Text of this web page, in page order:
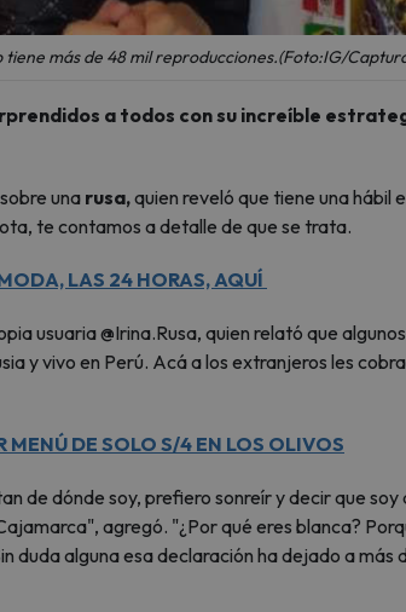
tiene más de 48 mil reproducciones.(Foto:IG/
a todos con su increíble
una rusa,quien reveló que tiene una hábil
te contamos a detalle de que se trata.
LAS 24 HORAS, AQUÍ
usuaria @Irina.Rusa, quien relató que
y vivo en Perú. Acá a los extranjeros les
MENÚ DE SOLO S/4 EN LOS OLIVOS
de dónde soy, prefiero sonreír y decir que
agregó. "¿Por qué eres blanca?
duda alguna esa declaración ha dejado a más